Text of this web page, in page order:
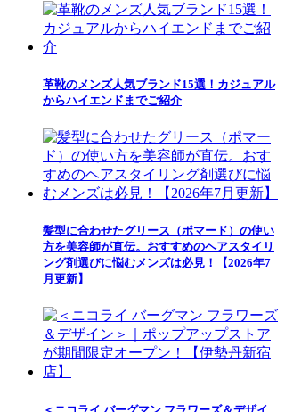
革靴のメンズ人気ブランド15選！カジュアル
からハイエンドまでご紹介
髪型に合わせたグリース（ポマード）の使い
方を美容師が直伝。おすすめのヘアスタイリ
ング剤選びに悩むメンズは必見！【2026年7
月更新】